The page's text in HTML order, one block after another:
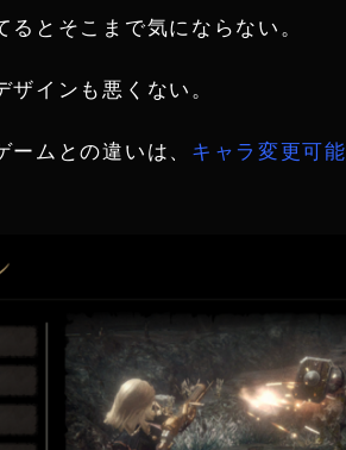
るとそこまで気にならない。
ザインも悪くない。
ムとの違いは、 キャラ変更可能